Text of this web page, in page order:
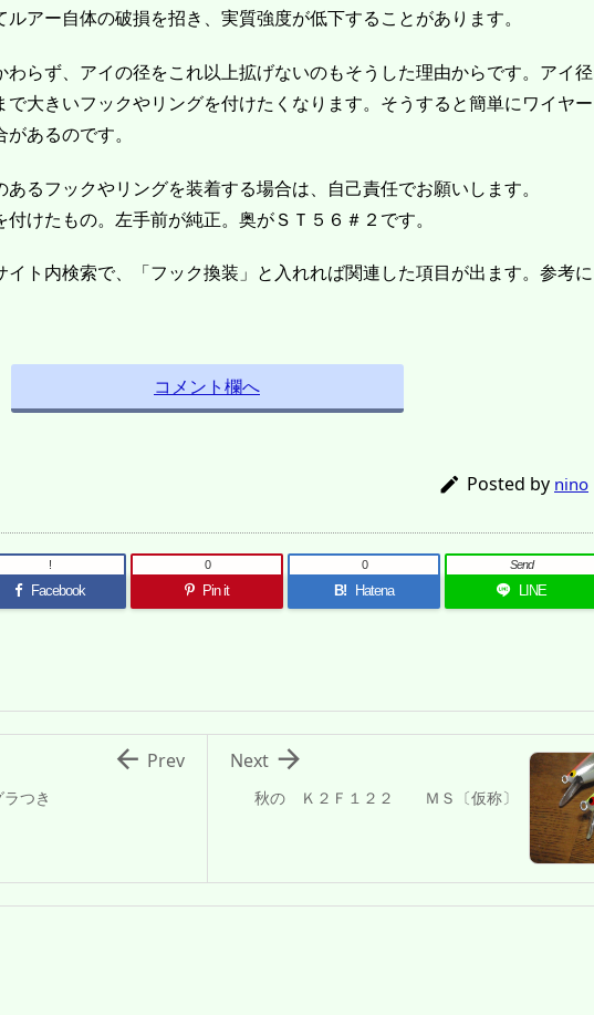
アー自体の破損を招き、実質強度が低下することがあります。
らず、アイの径をこれ以上拡げないのもそうした理由からです。アイ径
で大きいフックやリングを付けたくなります。そうすると簡単にワイヤー
あるのです。
るフックやリングを装着する場合は、自己責任でお願いします。
けたもの。左手前が純正。奥がＳＴ５６＃２です。
ト内検索で、「フック換装」と入れれば関連した項目が出ます。参考に
コメント欄へ
 Posted by nino
Facebook
!
Pin it
0
B! Hatena
0
LINE
Send
秋の Ｋ２Ｆ１２２ ＭＳ〔仮称〕

Next
つき
 Prev